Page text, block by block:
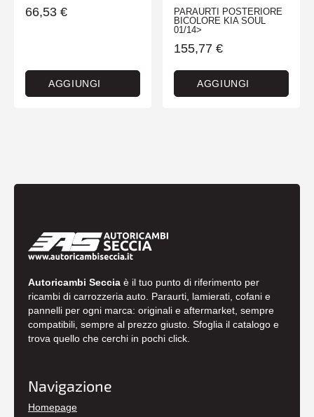
66,53 €
AGGIUNGI
PARAURTI POSTERIORE
BICOLORE KIA SOUL
01/14>
155,77 €
AGGIUNGI
Autoricambi Seccia è il tuo punto di riferimento per
ricambi di carrozzeria auto. Paraurti, lamierati, cofani e
pannelli per ogni marca: originali e aftermarket, sempre
compatibili, sempre al prezzo giusto. Sfoglia il catalogo e
trova quello che cerchi in pochi click.
Navigazione
Homepage